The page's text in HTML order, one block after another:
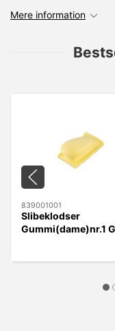
Mere information
839001001
Slibeklodser
Gummi(dame)nr.1